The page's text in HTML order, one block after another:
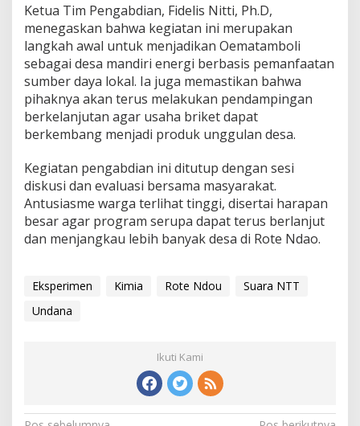
Ketua Tim Pengabdian, Fidelis Nitti, Ph.D,
menegaskan bahwa kegiatan ini merupakan
langkah awal untuk menjadikan Oematamboli
sebagai desa mandiri energi berbasis pemanfaatan
sumber daya lokal. Ia juga memastikan bahwa
pihaknya akan terus melakukan pendampingan
berkelanjutan agar usaha briket dapat
berkembang menjadi produk unggulan desa.
Kegiatan pengabdian ini ditutup dengan sesi
diskusi dan evaluasi bersama masyarakat.
Antusiasme warga terlihat tinggi, disertai harapan
besar agar program serupa dapat terus berlanjut
dan menjangkau lebih banyak desa di Rote Ndao.
Eksperimen Kimia Rote Ndou
Suara NTT
Undana
Ikuti Kami